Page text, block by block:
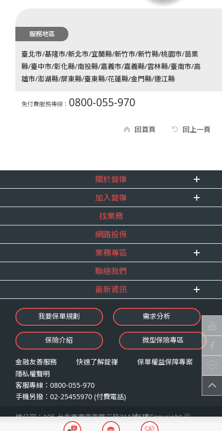
服務地區
臺北市/基隆市/新北市/宜蘭縣/新竹市/新竹縣/桃園市/苗栗
縣/臺中市/彰化縣/南投縣/嘉義市/嘉義縣/雲林縣/臺南市/高
雄市/澎湖縣/屏東縣/臺東縣/花蓮縣/金門縣/連江縣
免付費服務專線： 0800-055-970
回首頁 回上一頁
關於錠嵂
企業資訊
重要事跡
得獎紀錄
服務宣言
合作夥伴
加入錠嵂
內勤招聘
精英招募
年度增員計畫
找業務
網路投保
業務專區
E 線資源網
聯絡我們
最新資訊
最新消息
錠嵂焦點
影音頻道
業務資源分享
我要保單規劃 需求分析
保險介紹 微型保險專區
金融友善服務 快速了解錠嵂
保單權益保障專案
隱私權聲明
客服專線：0800-055-970
手機另撥：02-25455970 (付費電話)
總公司：105 台北市南京東路三段311號5樓Copyright Ⓒ